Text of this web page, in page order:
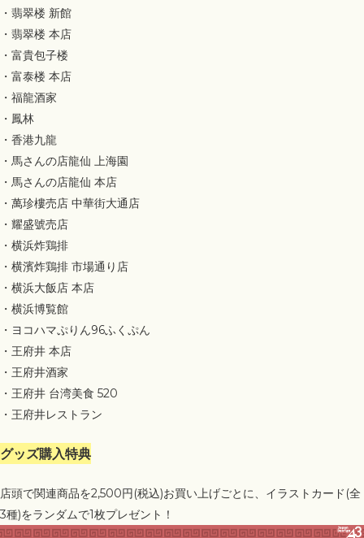
・翡翠楼 新館
・翡翠楼 本店
・富貴包子楼
・富泰楼 本店
・福龍酒家
・鳳林
・香港九龍
・馬さんの店龍仙 上海園
・馬さんの店龍仙 本店
・萬珍樓売店 中華街大通店
・耀盛號売店
・横浜炸鶏排
・横濱炸鶏排 市場通り店
・横浜大飯店 本店
・横浜博覧館
・ヨコハマぷりん96ふくぷん
・王府井 本店
・王府井酒家
・王府井 台湾美食 520
・王府井レストラン
グッズ購入特典
店頭で関連商品を2,500円(税込)お買い上げごとに、イラストカード(全
3種)をランダムで1枚プレゼント！